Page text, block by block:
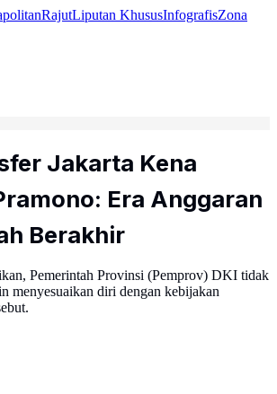
RajutLiputan KhususInfografisZona
Jakarta Kena
Era Anggaran
Berakhir
Pemerintah Provinsi (Pemprov) DKI tidak
menyesuaikan diri dengan kebijakan